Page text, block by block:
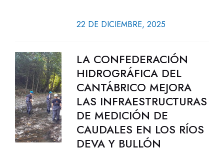
22 DE DICIEMBRE, 2025
LA CONFEDERACIÓN
HIDROGRÁFICA DEL
CANTÁBRICO MEJORA
LAS INFRAESTRUCTURAS
DE MEDICIÓN DE
CAUDALES EN LOS RÍOS
DEVA Y BULLÓN